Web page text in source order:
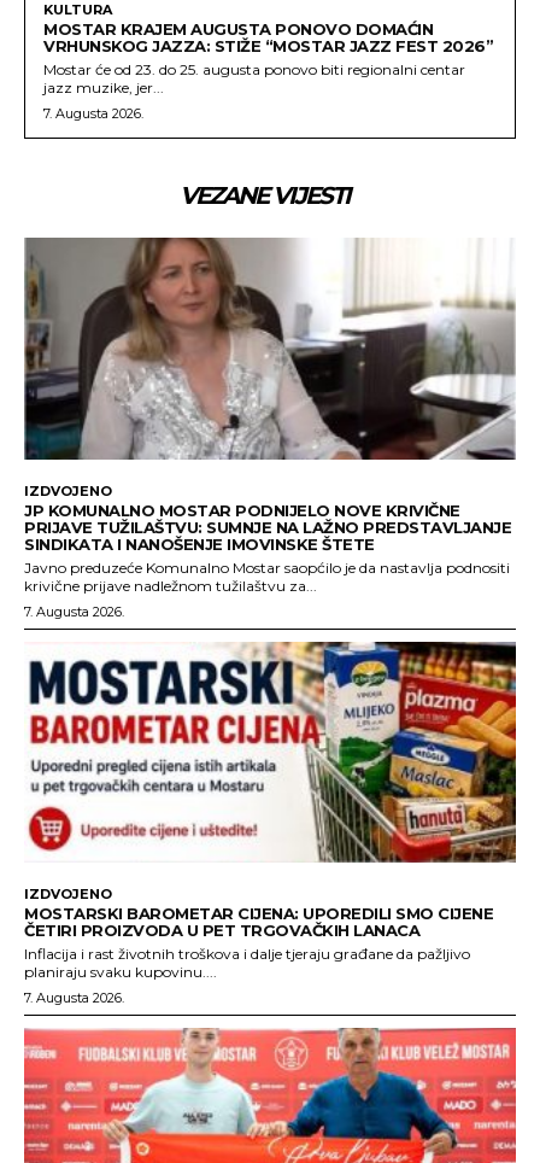
KULTURA
MOSTAR KRAJEM AUGUSTA PONOVO DOMAĆIN
VRHUNSKOG JAZZA: STIŽE “MOSTAR JAZZ FEST 2026”
Mostar će od 23. do 25. augusta ponovo biti regionalni centar
jazz muzike, jer...
7. Augusta 2026.
VEZANE VIJESTI
IZDVOJENO
JP KOMUNALNO MOSTAR PODNIJELO NOVE KRIVIČNE
PRIJAVE TUŽILAŠTVU: SUMNJE NA LAŽNO PREDSTAVLJANJE
SINDIKATA I NANOŠENJE IMOVINSKE ŠTETE
Javno preduzeće Komunalno Mostar saopćilo je da nastavlja podnositi
krivične prijave nadležnom tužilaštvu za...
7. Augusta 2026.
IZDVOJENO
MOSTARSKI BAROMETAR CIJENA: UPOREDILI SMO CIJENE
ČETIRI PROIZVODA U PET TRGOVAČKIH LANACA
Inflacija i rast životnih troškova i dalje tjeraju građane da pažljivo
planiraju svaku kupovinu....
7. Augusta 2026.